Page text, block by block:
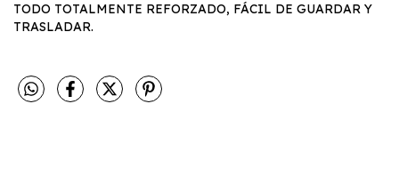
TODO TOTALMENTE REFORZADO, FÁCIL DE GUARDAR Y
TRASLADAR.